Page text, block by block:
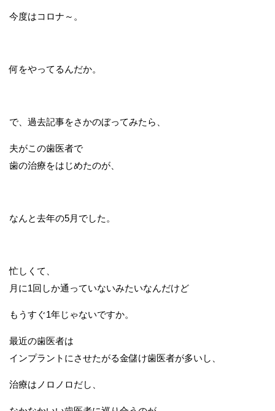
今度はコロナ～。
何をやってるんだか。
で、過去記事をさかのぼってみたら、
夫がこの歯医者で
歯の治療をはじめたのが、
なんと去年の5月でした。
忙しくて、
月に1回しか通っていないみたいなんだけど
もうすぐ1年じゃないですか。
最近の歯医者は
インプラントにさせたがる金儲け歯医者が多いし、
治療はノロノロだし、